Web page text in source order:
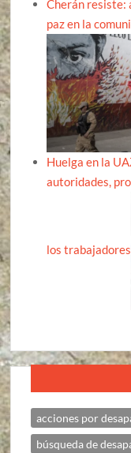
Cherán resiste:
paz en la
Huelga en la
autoridades,
los trabajadores
acciones por
búsqueda de